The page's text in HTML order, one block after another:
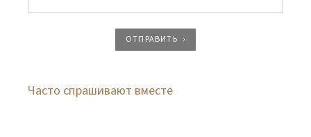
ОТПРАВИТЬ
Часто спрашивают вместе